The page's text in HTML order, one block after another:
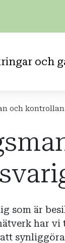
och
och
som är
har